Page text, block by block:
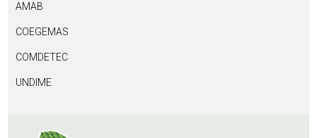
AMAB
COEGEMAS
COMDETEC
UNDIME